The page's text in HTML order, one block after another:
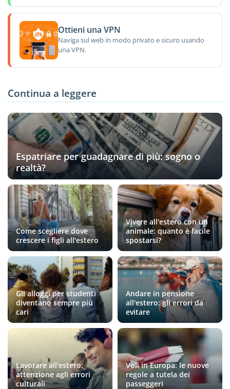
Ottieni una VPN
Naviga sul web in modo privato e sicuro usando
una VPN.
Continua a leggere
Espatriare per guadagnare di più: sogno o
realtà?
Come scegliere dove
crescere i figli all'estero
Vivere all'estero con un
animale: quanto è facile
spostarsi?
Gli alloggi per studenti
diventano sempre più
cari
Andare in pensione
all'estero: gli errori da
evitare
Lavorare all'estero:
attenzione agli errori
culturali
Voli in Europa: le nuove
regole a tutela dei
passeggeri